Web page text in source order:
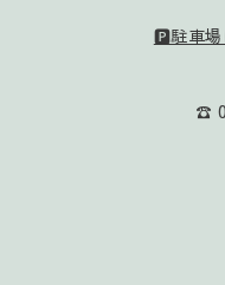
🅿️駐車場
☎️